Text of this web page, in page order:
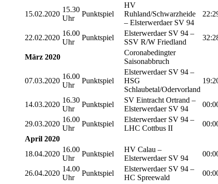
15.02.2020
15.30
Uhr
Punktspiel
HV
Ruhland/Schwarzheide
– Elsterwerdaer SV 94
22.02.2020
16.00
Uhr
Punktspiel
Elsterwerdaer SV 94 –
SSV R/W Friedland
März 2020
Coronabedingter
Saisonabbruch
07.03.2020
16.00
Uhr
Punktspiel
Elsterwerdaer SV 94 –
HSG
Schlaubetal/Odervorland
14.03.2020
16.30
Uhr
Punktspiel
SV Eintracht Ortrand –
Elsterwerdaer SV 94
29.03.2020
16.00
Uhr
Punktspiel
Elsterwerdaer SV 94 –
LHC Cottbus II
April 2020
18.04.2020
16.00
Uhr
Punktspiel
HV Calau –
Elsterwerdaer SV 94
26.04.2020
14.00
Uhr
Punktspiel
Elsterwerdaer SV 94 –
HC Spreewald